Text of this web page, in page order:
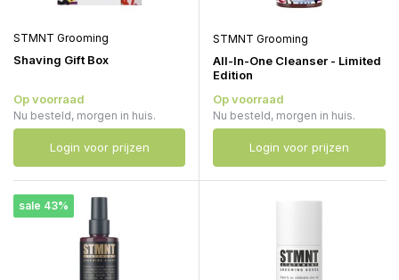
STMNT Grooming
Shaving Gift Box
Op voorraad
Nu besteld, morgen in huis.
Login voor prijzen
STMNT Grooming
All-In-One Cleanser - Limited
Edition
Op voorraad
Nu besteld, morgen in huis.
Login voor prijzen
sale 43%